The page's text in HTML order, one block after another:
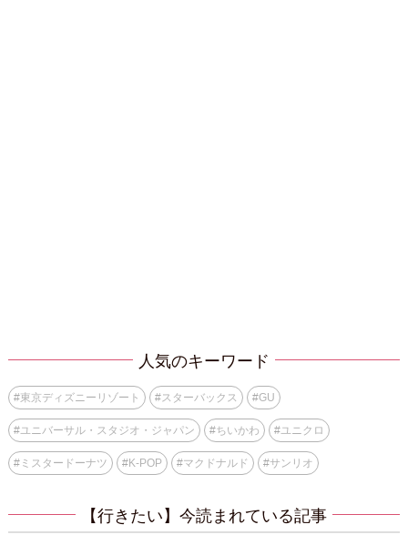
人気のキーワード
#東京ディズニーリゾート #スターバックス #GU
#ユニバーサル・スタジオ・ジャパン #ちいかわ #ユニクロ
#ミスタードーナツ #K-POP #マクドナルド #サンリオ
【行きたい】今読まれている記事